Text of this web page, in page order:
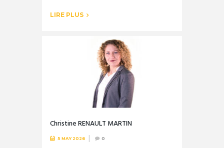
LIRE PLUS
Christine RENAULT MARTIN
5 MAY 2026 0